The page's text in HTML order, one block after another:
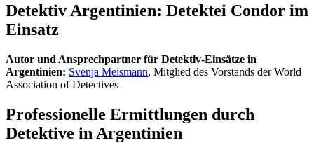
Detektiv Argentinien: Detektei Condor im
Einsatz
Autor und Ansprechpartner für Detektiv-Einsätze in
Argentinien: Svenja Meismann, Mitglied des Vorstands der World
Association of Detectives
Professionelle Ermittlungen durch
Detektive in Argentinien